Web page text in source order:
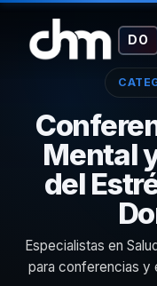
DO
Mental
del
Especialistas en
para conferencias y